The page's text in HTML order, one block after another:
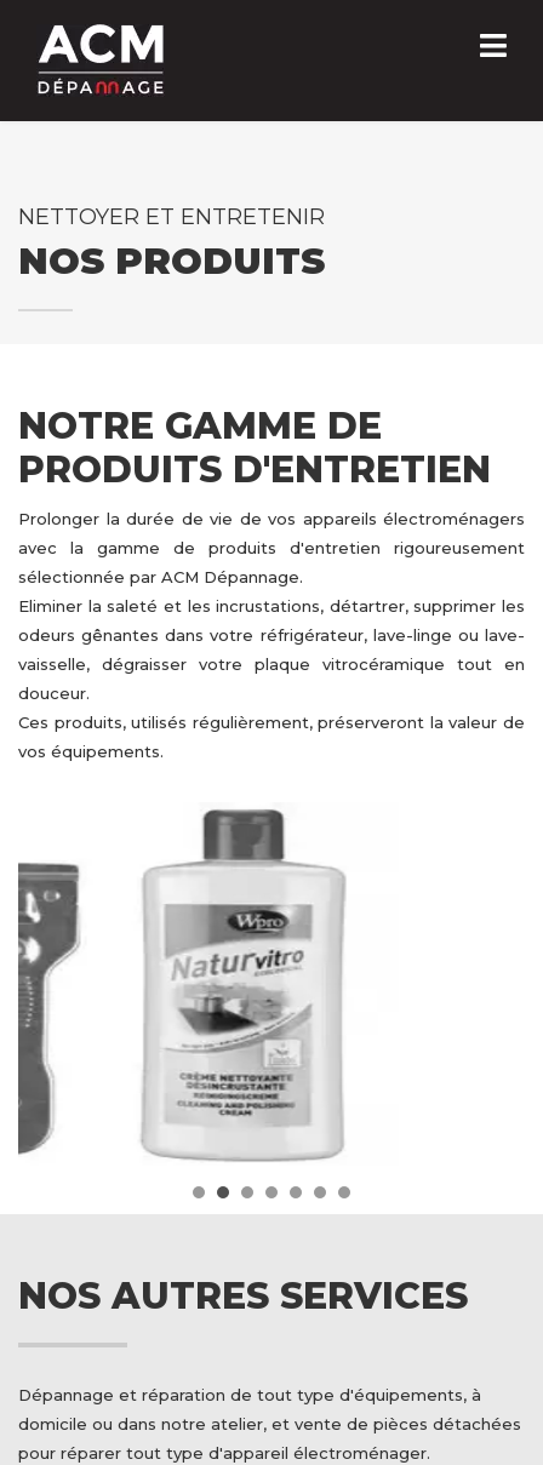
NETTOYER ET ENTRETENIR
NOS PRODUITS
NOTRE GAMME DE
PRODUITS D'ENTRETIEN
Prolonger la durée de vie de vos appareils électroménagers
avec la gamme de produits d'entretien rigoureusement
sélectionnée par ACM Dépannage.
Eliminer la saleté et les incrustations, détartrer, supprimer les
odeurs gênantes dans votre réfrigérateur, lave-linge ou lave-
vaisselle, dégraisser votre plaque vitrocéramique tout en
douceur.
Ces produits, utilisés régulièrement, préserveront la valeur de
vos équipements.
NOS AUTRES SERVICES
Dépannage et réparation de tout type d'équipements, à
domicile ou dans notre atelier, et vente de pièces détachées
pour réparer tout type d'appareil électroménager.